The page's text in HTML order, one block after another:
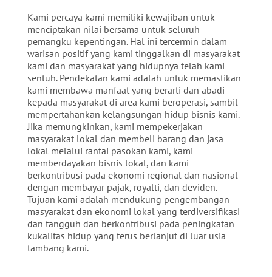
Kami percaya kami memiliki kewajiban untuk
menciptakan nilai bersama untuk seluruh
pemangku kepentingan. Hal ini tercermin dalam
warisan positif yang kami tinggalkan di masyarakat
kami dan masyarakat yang hidupnya telah kami
sentuh. Pendekatan kami adalah untuk memastikan
kami membawa manfaat yang berarti dan abadi
kepada masyarakat di area kami beroperasi, sambil
mempertahankan kelangsungan hidup bisnis kami.
Jika memungkinkan, kami mempekerjakan
masyarakat lokal dan membeli barang dan jasa
lokal melalui rantai pasokan kami, kami
memberdayakan bisnis lokal, dan kami
berkontribusi pada ekonomi regional dan nasional
dengan membayar pajak, royalti, dan deviden.
Tujuan kami adalah mendukung pengembangan
masyarakat dan ekonomi lokal yang terdiversifikasi
dan tangguh dan berkontribusi pada peningkatan
kukalitas hidup yang terus berlanjut di luar usia
tambang kami.